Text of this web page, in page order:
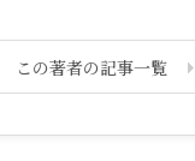
この著者の記事一覧